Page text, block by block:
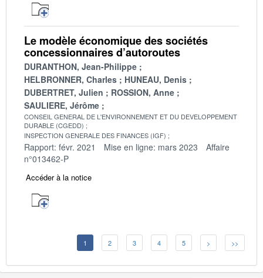
Le modèle économique des sociétés
concessionnaires d’autoroutes
DURANTHON, Jean-Philippe
HELBRONNER, Charles
HUNEAU, Denis
DUBERTRET, Julien
ROSSION, Anne
SAULIERE, Jérôme
CONSEIL GENERAL DE L'ENVIRONNEMENT ET DU DEVELOPPEMENT
DURABLE (CGEDD)
INSPECTION GENERALE DES FINANCES (IGF)
Rapport: févr. 2021 Mise en ligne: mars 2023
Affaire
n°013462-P
Accéder à la notice
1 2 3 4 5 > >>